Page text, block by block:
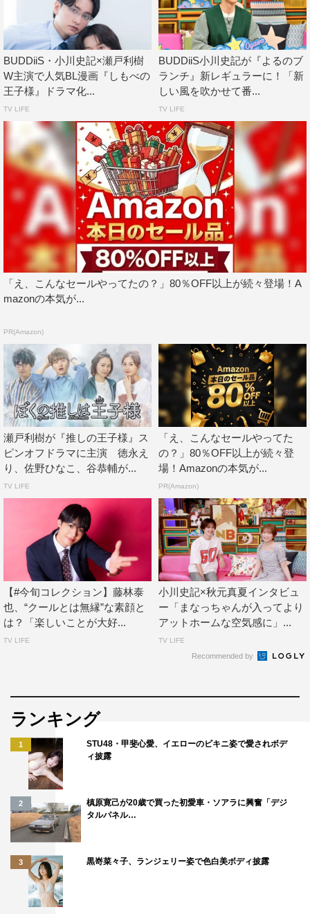
TOKYO MX
2026年7月3日（金）スタート
毎週（金）午後11時～11時30分
※TVerで無料見逃し配信、FODで独占見放題配信
出演：小川史記（BUDDiiS）、瀬戸利樹、藤林泰也、清水
海李 ほか
原作：たつもとみお『しもべの王子様』（シーモアコミッ
クス）
脚本：金杉弘子
監督：進藤丈広、松尾大輔
音楽：遠藤浩二
制作プロダクション：ビデオプランニング
製作・著作：TOKYO MX
2026年夏ドラマ 夏ドラマ
BUDDiiS・小川史記×瀬戸利樹
W主演で人気BL漫画『しもべの
王子様』ドラマ化...
TV LIFE
BUDDiiS小川史記が『よるのブ
ランチ』新レギュラーに！「新
しい風を吹かせて番...
TV LIFE
「え、こんなセールやってたの？」80％OFF以上が続々登場！A
mazonの本気が...
PR(Amazon)
瀬戸利樹が『推しの王子様』ス
ピンオフドラマに主演 徳永え
り、佐野ひなこ、谷恭輔が...
TV LIFE
「え、こんなセールやってた
の？」80％OFF以上が続々登
場！Amazonの本気が...
PR(Amazon)
【#今旬コレクション】藤林泰
也、“クールとは無縁”な素顔と
は？「楽しいことが大好...
TV LIFE
小川史記×秋元真夏インタビュ
ー「まなっちゃんが入ってより
アットホームな空気感に」...
TV LIFE
Recommended by
ランキング
1
STU48・甲斐心愛、イエローのビキニ姿で愛されボデ
ィ披露
2
槙原寛己が20歳で買った初愛車・ソアラに興奮「デジ
タルパネル…
3 黒嵜菜々子、ランジェリー姿で色白美ボディ披露